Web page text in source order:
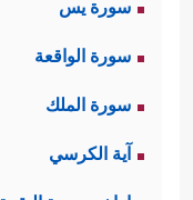
سورة يس
سورة الواقعة
سورة الملك
آية الكرسي